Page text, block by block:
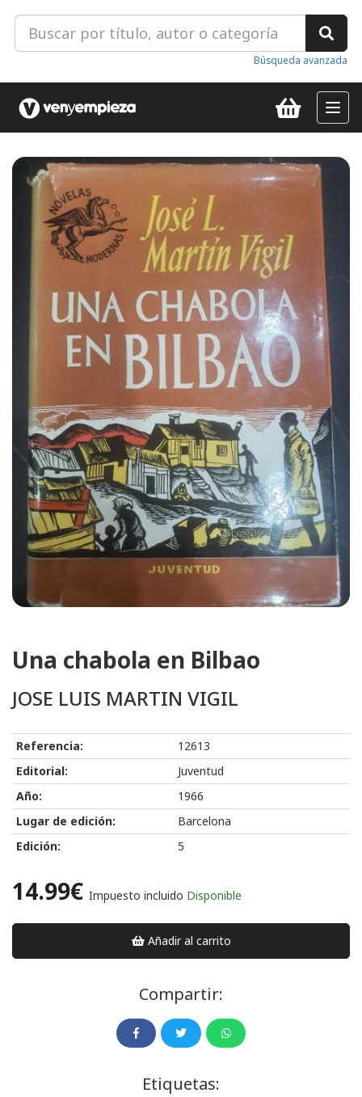
Búsqueda avanzada
Una chabola en Bilbao
JOSE LUIS MARTIN VIGIL
Referencia:
12613
Editorial:
Juventud
Año:
1966
Lugar de edición:
Barcelona
Edición:
5
14.99€ Impuesto incluido Disponible
Añadir al carrito
Compartir:
Etiquetas: